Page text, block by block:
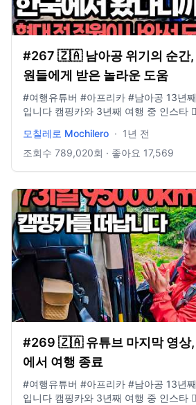
#267 🇿🇦 남아공 위기의 순간,
원들에게 받은 놀라운 도움
#여행유튜버​ #아프리카 #남아공 13년째 150개국을 여행 중
입니다 캠핑카와 3년째 여행 중 인스타 👉🏻 Mochilero_korean
www.yologotravel.com/ 메일 👉🏻
모칠레로 Mochilero · 1년 전
조회수 789,020회 · 좋아요 17,569
#269 🇿🇦 유튜브 마지막 영상,
에서 여행 종료
#여행유튜버​ #아프리카 #남아공 13년째 150개국을 여행 중
입니다 캠핑카와 3년째 여행 중 인스타 👉🏻 Mochilero_korean